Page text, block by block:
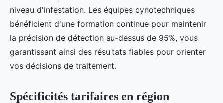
niveau d'infestation. Les équipes cynotechniques
bénéficient d'une formation continue pour maintenir
la précision de détection au-dessus de 95%, vous
garantissant ainsi des résultats fiables pour orienter
vos décisions de traitement.
Spécificités tarifaires en région